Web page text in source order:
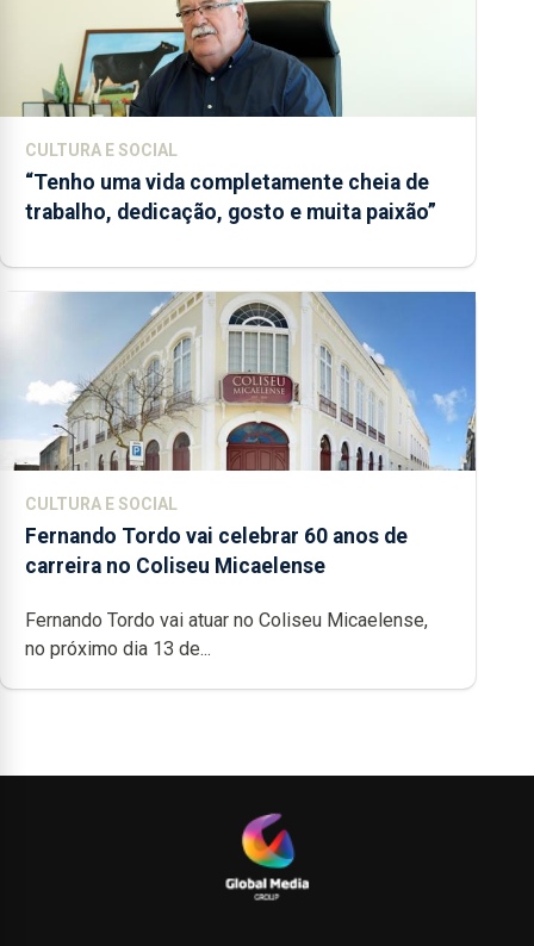
CULTURA E SOCIAL
“Tenho uma vida completamente cheia de
trabalho, dedicação, gosto e muita paixão”
CULTURA E SOCIAL
Fernando Tordo vai celebrar 60 anos de
carreira no Coliseu Micaelense
Fernando Tordo vai atuar no Coliseu Micaelense,
no próximo dia 13 de...